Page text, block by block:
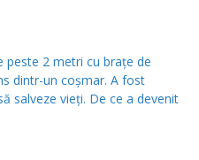
peste 2 metri cu brațe de
dintr-un coșmar. A fost
salveze vieți. De ce a devenit